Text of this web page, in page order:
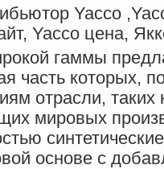
гаммы
часть которых,
отрасли, таких
мировых
основе с